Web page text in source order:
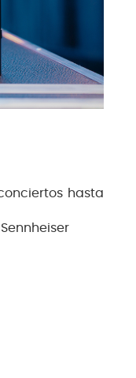
hasta